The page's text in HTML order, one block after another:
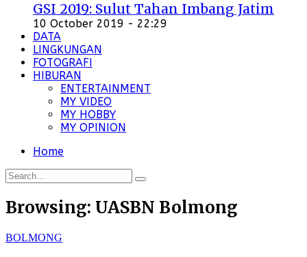
GSI 2019: Sulut Tahan Imbang Jatim
10 October 2019 - 22:29
DATA
LINGKUNGAN
FOTOGRAFI
HIBURAN
ENTERTAINMENT
MY VIDEO
MY HOBBY
MY OPINION
Home
Browsing: UASBN Bolmong
BOLMONG